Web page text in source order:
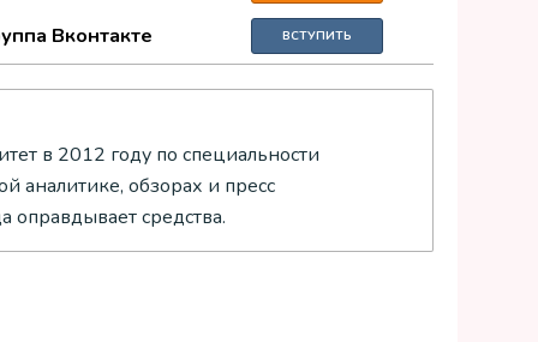
Вконтакте ВСТУПИТЬ
в 2012 году по специальности
аналитике, обзорах и пресс
оправдывает средства.